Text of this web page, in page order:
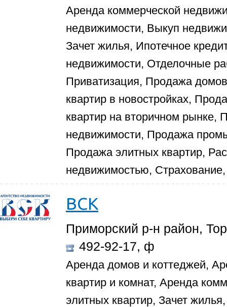
Аренда коммерческой
недвижимости, Выкуп
Зачет жилья, Ипотечное
недвижимости, Отделочные
Приватизация, Продажа
квартир в новостройках,
квартир на вторичном рынке,
недвижимости, Продажа
Продажа элитных квартир,
недвижимостью,
ВСК
Приморский р-н район,
492-92-17, ф
Аренда домов и коттеджей,
квартир и комнат, Аренда
элитных квартир, Зачет